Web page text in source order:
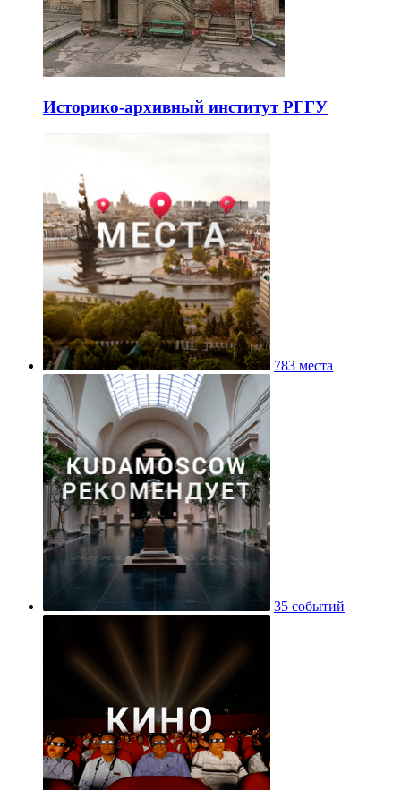
Историко-архивный институт РГГУ
783 места
35 событий